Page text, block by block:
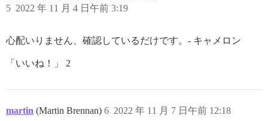
2022 年 11 月 4 日午前 3:19
5
心配いりません、確認しているだけです。- キャメロン
「いいね！」 2
martin (Martin Brennan) 2022 年 11 月 7 日午前 12:18
6